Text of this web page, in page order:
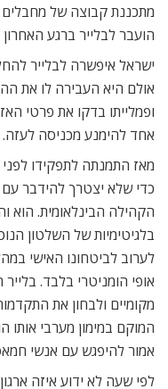
מתכננת קבוצה של
הועבר לבלייר ברגע
ישראל איפשרה לבלייר
אולם היא העבירה לו את
ופמלייתו בדקו את פרטי
אחד להימנע מכניסה לעזה.
מאז התמנתה לתפקידו
כדי שלא יצטרך להידבר
הקהילה הבינלאומית. הוא
בלגיטימיות של השלטון
לערוב לביטחונו האישי
אופי הומניטרי בלבד.
מקומיים ולבחון את
המוקם במימון מערבי
אמור להיפגש עם אנשי
לפי שעה לא ידוע איזה